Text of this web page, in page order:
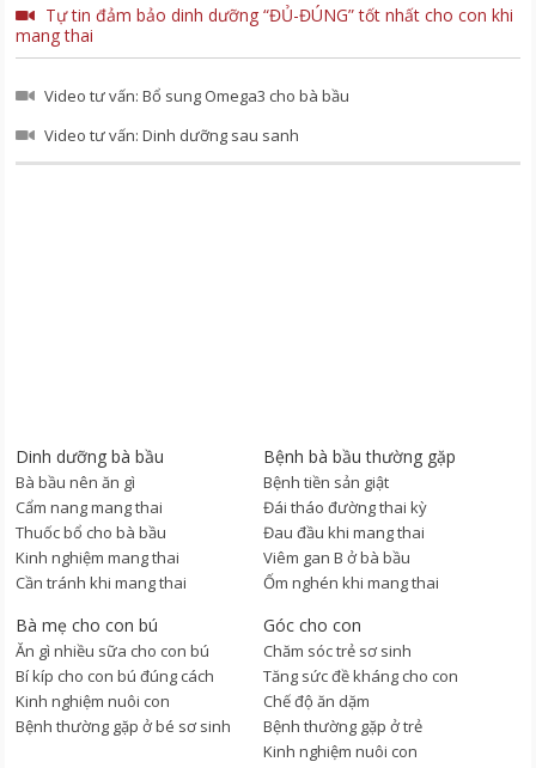
Tự tin đảm bảo dinh dưỡng “ĐỦ-ĐÚNG” tốt nhất cho con khi
mang thai
Video tư vấn: Bổ sung Omega3 cho bà bầu
Video tư vấn: Dinh dưỡng sau sanh
Dinh dưỡng bà bầu
Bà bầu nên ăn gì
Cẩm nang mang thai
Thuốc bổ cho bà bầu
Kinh nghiệm mang thai
Cần tránh khi mang thai
Bệnh bà bầu thường gặp
Bệnh tiền sản giật
Đái tháo đường thai kỳ
Đau đầu khi mang thai
Viêm gan B ở bà bầu
Ốm nghén khi mang thai
Bà mẹ cho con bú
Ăn gì nhiều sữa cho con bú
Bí kíp cho con bú đúng cách
Kinh nghiệm nuôi con
Bệnh thường gặp ở bé sơ sinh
Góc cho con
Chăm sóc trẻ sơ sinh
Tăng sức đề kháng cho con
Chế độ ăn dặm
Bệnh thường gặp ở trẻ
Kinh nghiệm nuôi con